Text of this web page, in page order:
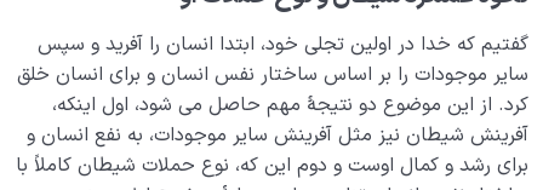
گفتیم که خدا در اولین تجلی خود، ابتدا انسان را آفرید و سپس
سایر موجودات را بر اساس ساختار نفس انسان و برای انسان خلق
کرد. از این موضوع دو نتیجۀ مهم حاصل می شود، اول اینکه،
آفرینش شیطان نیز مثل آفرینش سایر موجودات، به نفع انسان و
برای رشد و کمال اوست و دوم این که، نوع حملات شیطان کاملاً با